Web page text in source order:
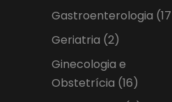
Gastroenterologia
Geriatria (2)
Ginecologia e
Obstetrícia (16)